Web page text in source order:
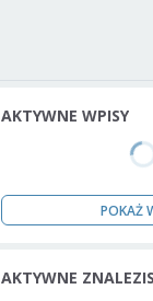
AKTYWNE WPISY
POKAŻ
AKTYWNE